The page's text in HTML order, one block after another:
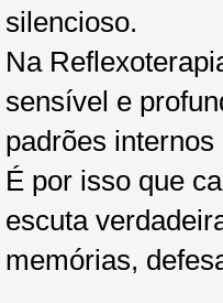
silencioso.
Na
sensível e
padrões
É por isso que
escuta
memórias,